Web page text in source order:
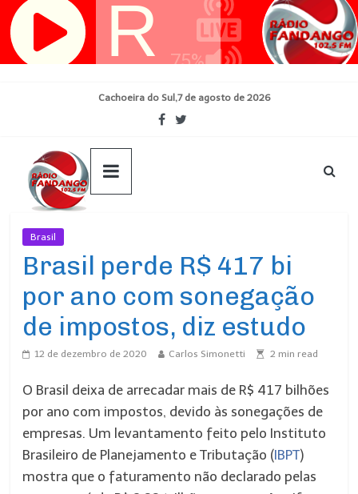
Pular
para
Cachoeira do Sul,7 de agosto de 2026
Brasil
Brasil perde R$ 417 bi
por ano com sonegação
de impostos, diz estudo
12 de dezembro de 2020 Carlos Simonetti 2 min read
O Brasil deixa de arrecadar mais de R$ 417 bilhões
por ano com impostos, devido às sonegações de
empresas. Um levantamento feito pelo Instituto
Brasileiro de Planejamento e Tributação (IBPT)
mostra que o faturamento não declarado pelas